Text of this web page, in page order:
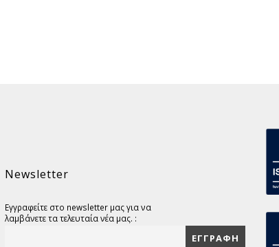
Newsletter
Εγγραφείτε στο newsletter μας για να
λαμβάνετε τα τελευταία νέα μας. :